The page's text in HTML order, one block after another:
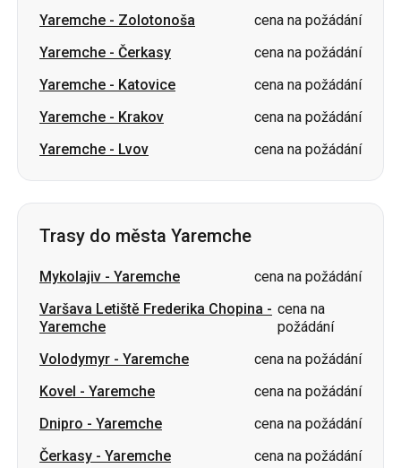
Yaremche-Krakov
cena na požádání
Yaremche-Lvov cena na požádání
Trasy do města Yaremche
Mykolajiv-Yaremche
cena na požádání
Yaremche
Dnipro-Yaremche
cena na požádání
Čerkasy-Yaremche
cena na požádání
Stoyanka-Yaremche
cena na požádání
Záporoží-Yaremche
cena na požádání
Hajsyn-Yaremche
cena na požádání